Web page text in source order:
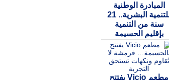
المبادرة الوطنية
للتنمية البشرية.. 21
سنة من التنمية
بإقليم الحسيمة
مطعم Vicio يفتتح